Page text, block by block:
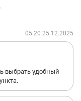
05:20 25.12.2025
выбрать удобный